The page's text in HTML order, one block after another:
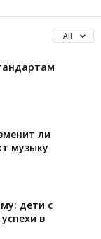
All
ли
музыку
дети с
в